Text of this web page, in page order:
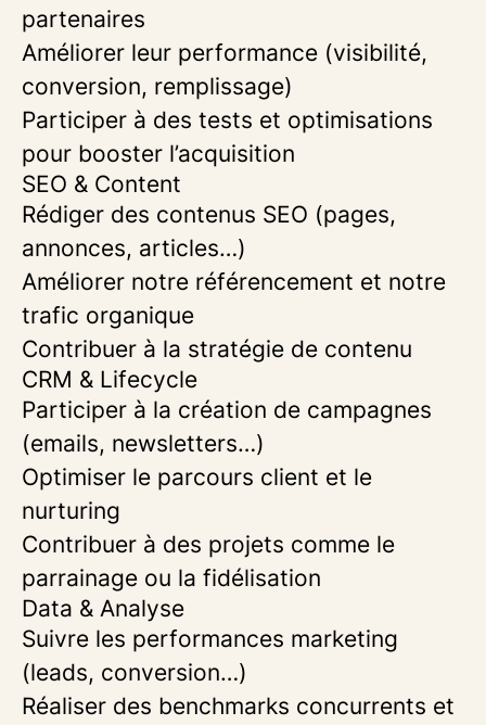
partenaires
Améliorer leur performance (visibilité,
conversion, remplissage)
Participer à des tests et optimisations
pour booster l’acquisition
SEO & Content
Rédiger des contenus SEO (pages,
annonces, articles…)
Améliorer notre référencement et notre
trafic organique
Contribuer à la stratégie de contenu
CRM & Lifecycle
Participer à la création de campagnes
(emails, newsletters…)
Optimiser le parcours client et le
nurturing
Contribuer à des projets comme le
parrainage ou la fidélisation
Data & Analyse
Suivre les performances marketing
(leads, conversion…)
Réaliser des benchmarks concurrents et